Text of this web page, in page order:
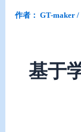
作者： GT-maker /
基于